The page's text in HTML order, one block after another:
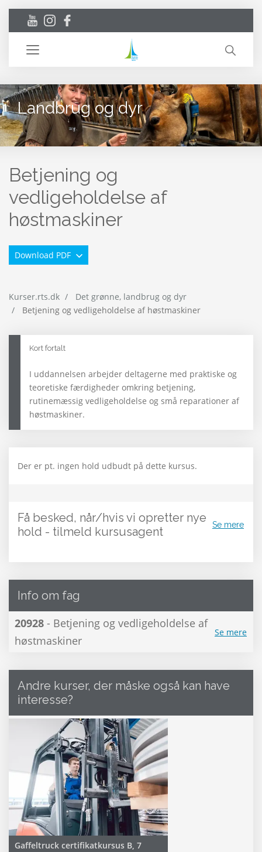
Toggle
Landbrug og dyr
Betjening og
vedligeholdelse af
høstmaskiner
Download PDF
Kurser.rts.dk
Det grønne, landbrug og dyr
Betjening og vedligeholdelse af høstmaskiner
Kort fortalt
I uddannelsen arbejder deltagerne med praktiske og
teoretiske færdigheder omkring betjening,
rutinemæssig vedligeholdelse og små reparationer af
høstmaskiner.
Der er pt. ingen hold udbudt på dette kursus.
Få besked, når/hvis vi opretter nye
hold - tilmeld kursusagent
Se mere
Info om fag
20928 - Betjening og vedligeholdelse af
høstmaskiner
Se mere
Andre kurser, der måske også kan have
interesse?
Gaffeltruck certifikatkursus B, 7